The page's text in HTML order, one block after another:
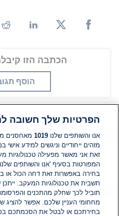
הכתבה הזו קיבלה 0
הוסף
תגובות
אין עדיין תגובות. היה
הוסף תגובה
הפרטיות שלך חשובה
אנו והשותפים שלנו1019 מאחסנים
מזהים ייחודיים וניגשים למידע
זאת אני מאשר מפעילה
המפורטות בסעיף 'אנו והשותפים
בחירה באפשרות זאת דחה הכול או
תשבית את טכנולוגיות המעקב.
תוביל לכך שחלק מהתכנים
מחחומי העניין שלכם. אפשר להציג
בחירתכם או לבטל את הסכמתכם